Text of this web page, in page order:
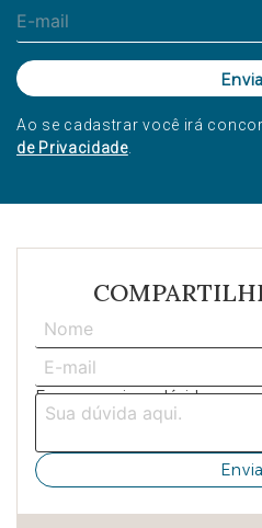
Ao se cadastrar você irá
de Privacidade.
Escreva aqui sua dúvida ou